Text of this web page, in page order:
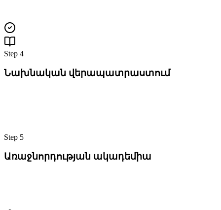
Step 4
Նախ­նա­կան վե­րա­պատ­րաս­տում
Step 5
Ա­ռաջ­նոր­դութ­յան ա­կա­դե­միա